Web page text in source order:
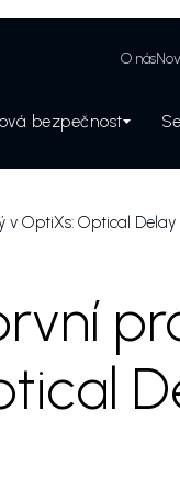
O nás
bezpečnost
OptiXs: Optical Delay